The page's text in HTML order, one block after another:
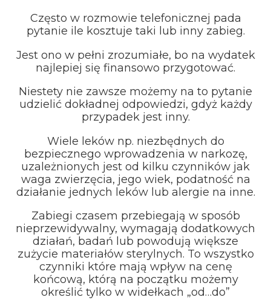
Często w rozmowie telefonicznej pada
pytanie ile kosztuje taki lub inny zabieg.
Jest ono w pełni zrozumiałe, bo na wydatek
najlepiej się finansowo przygotować.
Niestety nie zawsze możemy na to pytanie
udzielić dokładnej odpowiedzi, gdyż każdy
przypadek jest inny.
Wiele leków np. niezbędnych do
bezpiecznego wprowadzenia w narkozę,
uzależnionych jest od kilku czynników jak
waga zwierzęcia, jego wiek, podatność na
działanie jednych leków lub alergie na inne.
Zabiegi czasem przebiegają w sposób
nieprzewidywalny, wymagają dodatkowych
działań, badań lub powodują większe
zużycie materiałów sterylnych. To wszystko
czynniki które mają wpływ na cenę
końcową, którą na początku możemy
określić tylko w widełkach „od…do”